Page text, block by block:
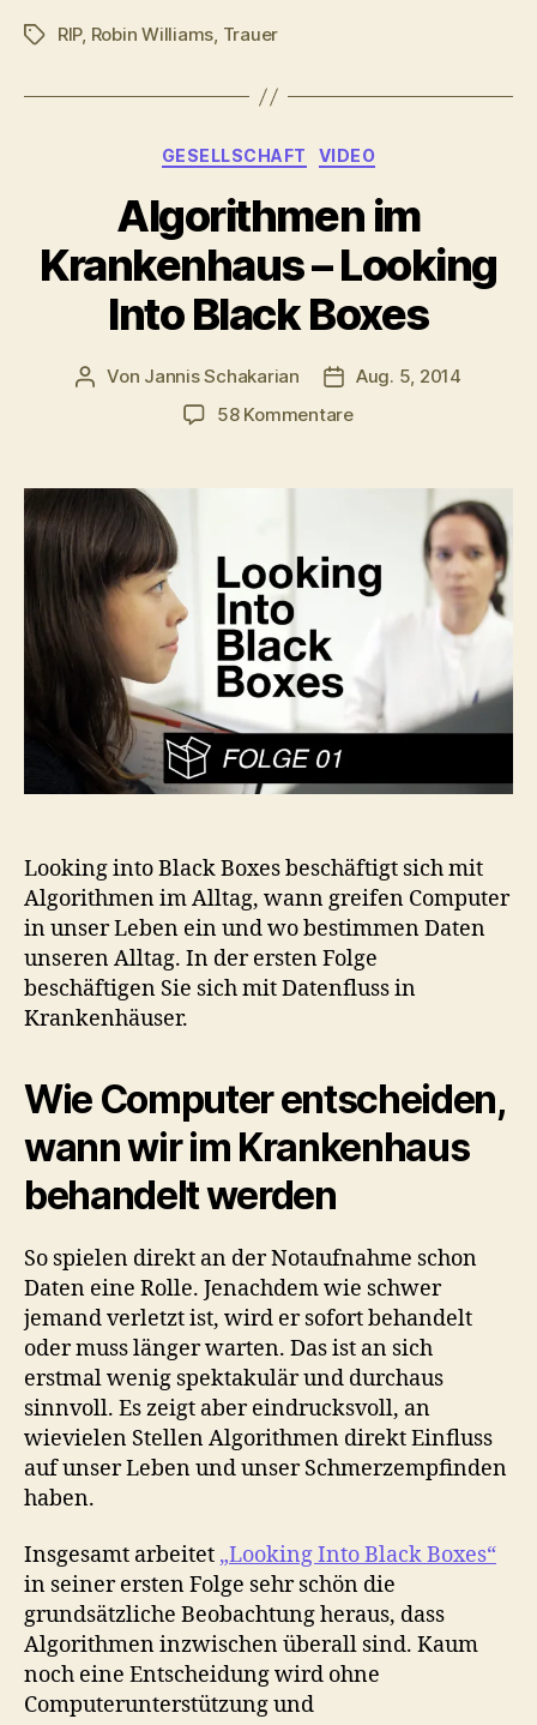
Schlagwörter
RIP, Robin Williams, Trauer
Kategorien
GESELLSCHAFT VIDEO
Algorithmen im
Krankenhaus – Looking
Into Black Boxes
Beitragsautor
Von Jannis Schakarian
Aug. 5, 2014
58 Kommentarezu
Krankenhaus
Into
Black
Looking into Black Boxes beschäftigt sich mit
Algorithmen im Alltag, wann greifen Computer
in unser Leben ein und wo bestimmen Daten
unseren Alltag. In der ersten Folge
beschäftigen Sie sich mit Datenfluss in
Krankenhäuser.
Wie Computer entscheiden,
wann wir im Krankenhaus
behandelt werden
So spielen direkt an der Notaufnahme schon
Daten eine Rolle. Jenachdem wie schwer
jemand verletzt ist, wird er sofort behandelt
oder muss länger warten. Das ist an sich
erstmal wenig spektakulär und durchaus
sinnvoll. Es zeigt aber eindrucksvoll, an
wievielen Stellen Algorithmen direkt Einfluss
auf unser Leben und unser Schmerzempfinden
haben.
Insgesamt arbeitet „Looking Into Black Boxes“
in seiner ersten Folge sehr schön die
grundsätzliche Beobachtung heraus, dass
Algorithmen inzwischen überall sind. Kaum
noch eine Entscheidung wird ohne
Computerunterstützung und